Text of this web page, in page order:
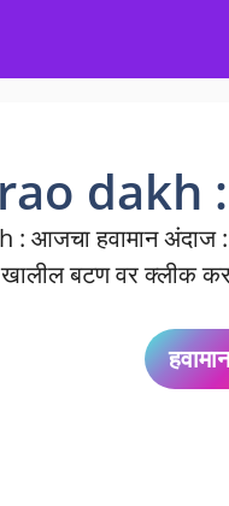
dakh :
आजचा हवामान अंदाज :
खालील बटण वर क्लीक